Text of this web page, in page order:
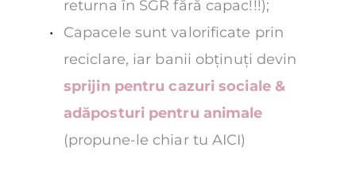
returna în SGR fără capac!!!);
Capacele sunt valorificate prin
sprijin pentru cazuri sociale &
adăposturi pentru animale
(propune-le chiar tu AICI)